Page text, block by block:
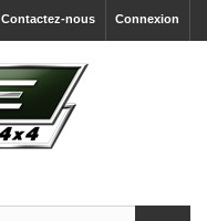
Connexion
Contactez-nous